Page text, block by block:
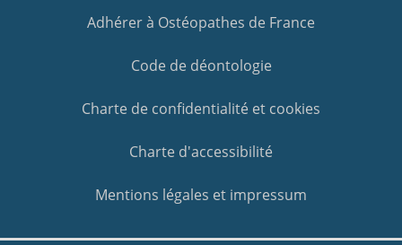
Adhérer à Ostéopathes de France
Code de déontologie
Charte de confidentialité et cookies
Charte d'accessibilité
Mentions légales et impressum